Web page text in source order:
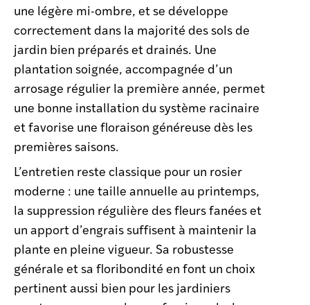
une légère mi-ombre, et se développe
correctement dans la majorité des sols de
jardin bien préparés et drainés. Une
plantation soignée, accompagnée d’un
arrosage régulier la première année, permet
une bonne installation du système racinaire
et favorise une floraison généreuse dès les
premières saisons.
L’entretien reste classique pour un rosier
moderne : une taille annuelle au printemps,
la suppression régulière des fleurs fanées et
un apport d’engrais suffisent à maintenir la
plante en pleine vigueur. Sa robustesse
générale et sa floribondité en font un choix
pertinent aussi bien pour les jardiniers